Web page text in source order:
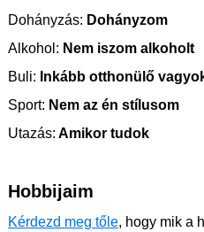
Dohányzás: Dohányzom
Alkohol: Nem iszom alkoholt
Buli: Inkább otthonülő
Sport: Nem az én stílusom
Utazás: Amikor tudok
Hobbijaim
Kérdezd meg tőle, hogy mik a